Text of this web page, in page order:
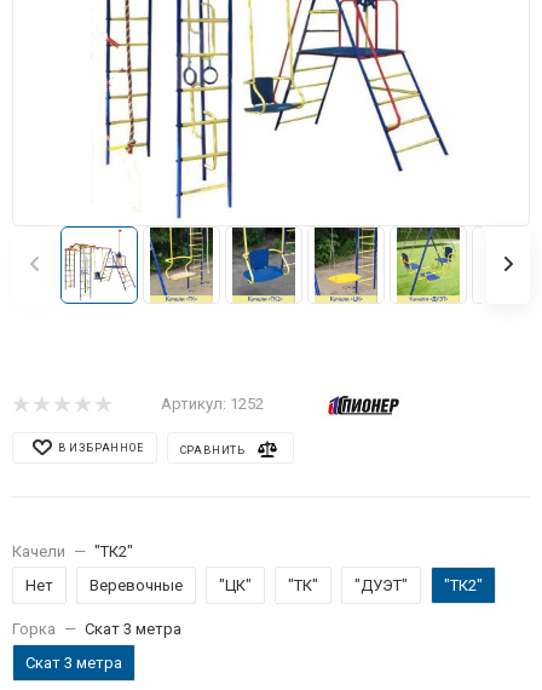
Артикул: 1252
В ИЗБРАННОЕ СРАВНИТЬ
Качели — "ТК2"
Нет
Веревочные "ЦК" "ТК" "ДУЭТ" "ТК2"
Горка — Скат 3 метра
Скат 3 метра